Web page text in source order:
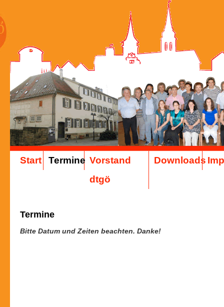
Start Termine Vorstand
dtgö
Downloads
Termine
Bitte Datum und Zeiten beachten. Danke!